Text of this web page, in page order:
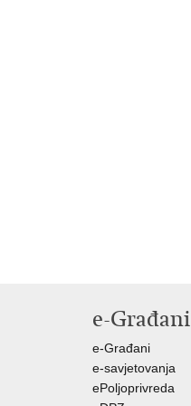
e-Građani
e-Građani
e-savjetovanja
ePoljoprivreda